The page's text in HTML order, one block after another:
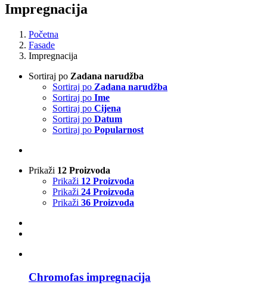
Impregnacija
Početna
Fasade
Impregnacija
Sortiraj po Zadana narudžba
Sortiraj po Zadana narudžba
Sortiraj po Ime
Sortiraj po Cijena
Sortiraj po Datum
Sortiraj po Popularnost
Prikaži 12 Proizvoda
Prikaži 12 Proizvoda
Prikaži 24 Proizvoda
Prikaži 36 Proizvoda
Chromofas impregnacija